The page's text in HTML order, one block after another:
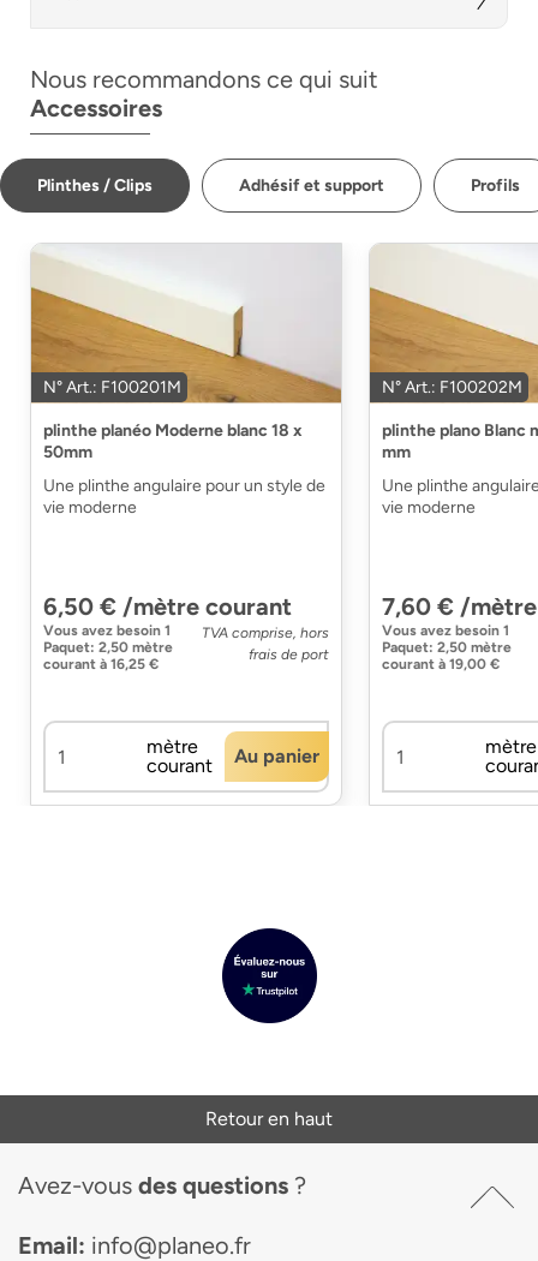
Nous recommandons ce qui suit
Accessoires
Plinthes / Clips Adhésif et support Profils
N° Art.: F100201M
plinthe planéo Moderne blanc 18 x
50mm
Une plinthe angulaire pour un style de
vie moderne
6,50 € /mètre courant
Vous avez besoin 1
Paquet: 2,50 mètre
courant à 16,25 €
TVA comprise, hors
frais de port
mètre
courant
Au panier
N° Art.: F100202M
plinthe plano Blanc
mm
Une plinthe
vie moderne
7,60 € /
Vous avez besoin 1
Paquet: 2,50 mètre
courant à 19,00 €
mètre
Retour en haut
Avez-vous des questions ?
Email: info@planeo.fr